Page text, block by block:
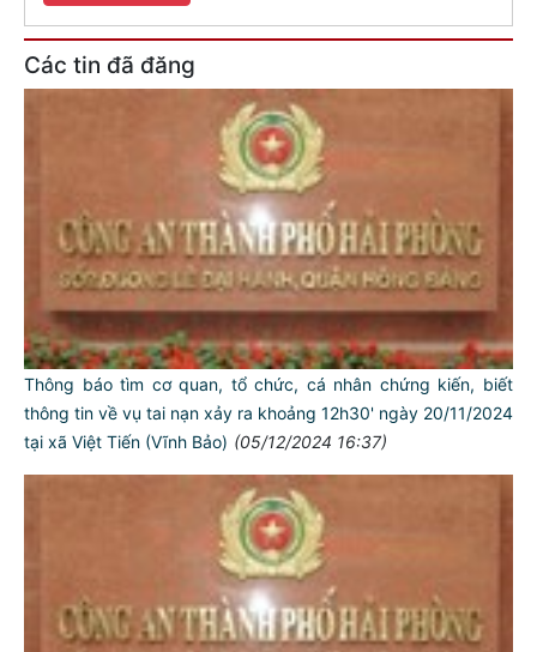
Các tin đã đăng
Thông báo tìm cơ quan, tổ chức, cá nhân chứng kiến, biết
thông tin về vụ tai nạn xảy ra khoảng 12h30' ngày 20/11/2024
tại xã Việt Tiến (Vĩnh Bảo) (05/12/2024 16:37)